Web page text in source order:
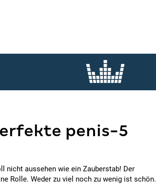
penis-5
nicht aussehen wie ein Zauberstab! Der
Rolle. Weder zu viel noch zu wenig ist schön.